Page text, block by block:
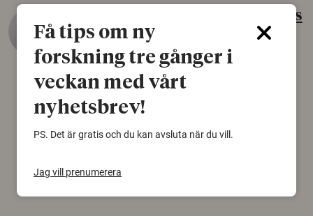
Gammalt skinn var Sveriges
äldsta sko
22 juni 2026
Det som arkeologer länge trodde var en
björnfäll visar sig vara delar av en 2000 år
gammal sko. Fyndet bär spår av romerskt
skomode och beskrivs som mycket ovanligt i
Arkeologi
Få tips om ny
forskning tre gånger i
veckan med vårt
nyhetsbrev!
PS. Det är gratis och du kan avsluta när du vill.
Jag vill prenumerera